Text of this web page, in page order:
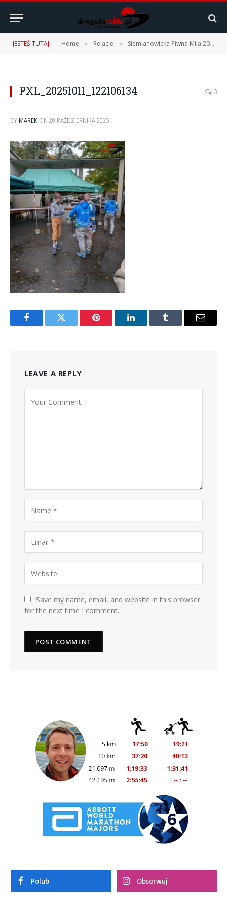
JESTEŚ TUTAJ: Home » Relacje » Siemianowicka Piwna Mila 2025 – 11.10.2025 r.
PXL_20251011_122106134 0
BY MAREK ON 20 PAŹDZIERNIKA 2025
FacebookTwitter Pinterest LinkedInTumblr Email
LEAVE A REPLY
Save my name, email, and website in this browser
for the next time I comment.
Polub Obserwuj